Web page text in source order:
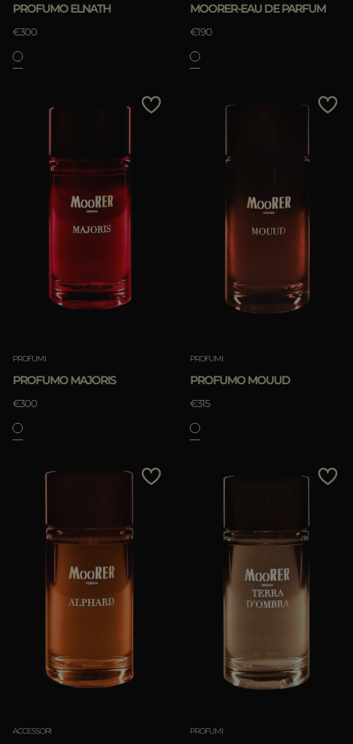
PROFUMO ELNATH
€300
MOORER-EAU DE PARFUM
€190
PROFUMI
PROFUMO MAJORIS
€300
PROFUMI
PROFUMO MOUUD
€315
ACCESSORI PROFUMI